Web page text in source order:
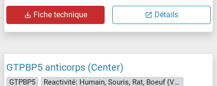
Fiche technique Détails
GTPBP5 anticorps (Center)
GTPBP5
Reactivité: Humain, Souris, Rat, Boeuf (Vache)